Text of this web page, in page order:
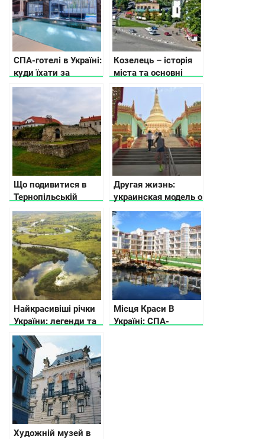
СПА-готелі в Україні:
куди їхати за
релаксом
Козелець – історія
міста та основні
пам’ятки
Що подивитися в
Тернопільській
області
Другая жизнь:
украинская модель о
работе в Индии
Найкрасивіші річки
України: легенди та
історії
Місця Краси В
Україні: СПА-
Художній музей в